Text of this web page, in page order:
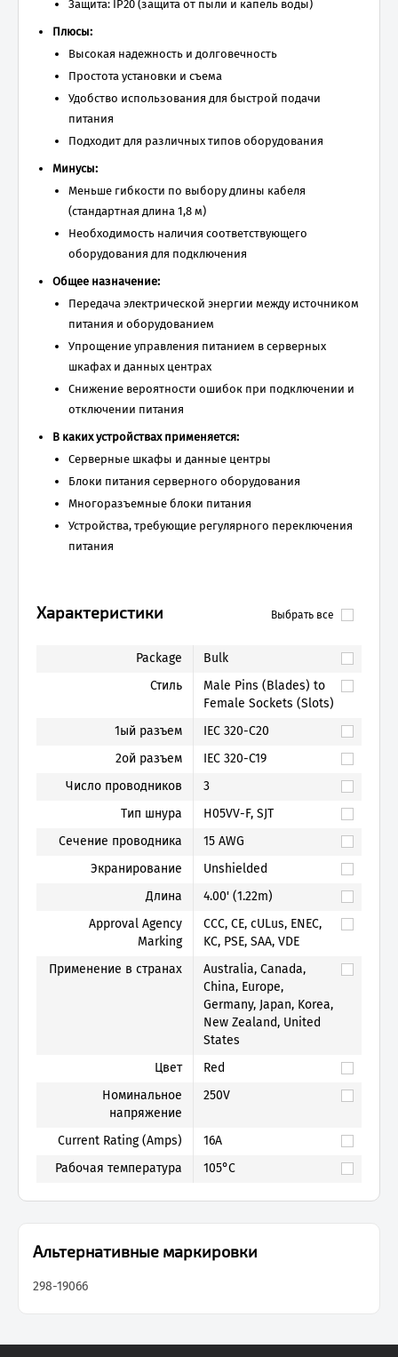
Выбрать все
Характеристики
Package
Bulk
Стиль
Male Pins (Blades) to
Female Sockets (Slots)
1ый разъем
IEC 320-C20
2ой разъем
IEC 320-C19
Число проводников
3
Тип шнура
H05VV-F, SJT
Сечение проводника
15 AWG
Экранирование
Unshielded
Длина
4.00' (1.22m)
Approval Agency
Marking
CCC, CE, cULus, ENEC,
KC, PSE, SAA, VDE
Применение в странах
Australia, Canada,
China, Europe,
Germany, Japan, Korea,
New Zealand, United
States
Цвет
Red
Номинальное
напряжение
250V
Current Rating (Amps)
16A
Рабочая температура
105°C
Защита: IP20 (защита от пыли и капель воды)
Плюсы:
Высокая надежность и долговечность
Простота установки и съема
Удобство использования для быстрой подачи
питания
Подходит для различных типов оборудования
Минусы:
Меньше гибкости по выбору длины кабеля
(стандартная длина 1,8 м)
Необходимость наличия соответствующего
оборудования для подключения
Общее назначение:
Передача электрической энергии между источником
питания и оборудованием
Упрощение управления питанием в серверных
шкафах и данных центрах
Снижение вероятности ошибок при подключении и
отключении питания
В каких устройствах применяется:
Серверные шкафы и данные центры
Блоки питания серверного оборудования
Многоразъемные блоки питания
Устройства, требующие регулярного переключения
питания
Альтернативные маркировки
298-19066